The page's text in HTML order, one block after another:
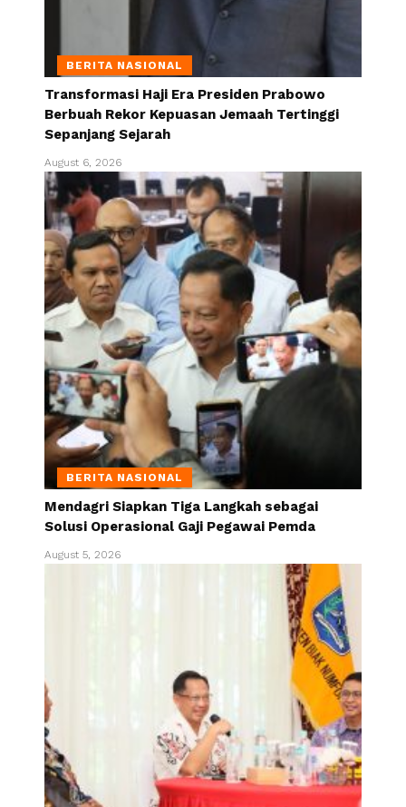
BERITA NASIONAL
Transformasi Haji Era Presiden Prabowo
Berbuah Rekor Kepuasan Jemaah Tertinggi
Sepanjang Sejarah
August 6, 2026
BERITA NASIONAL
Mendagri Siapkan Tiga Langkah sebagai
Solusi Operasional Gaji Pegawai Pemda
August 5, 2026